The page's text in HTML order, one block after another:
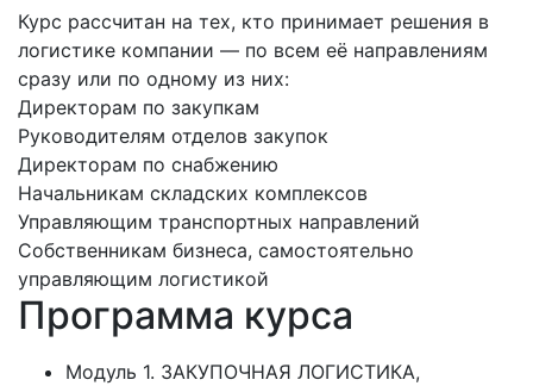
Курс рассчитан на тех, кто принимает решения в
логистике компании — по всем её направлениям
сразу или по одному из них:
Директорам по закупкам
Руководителям отделов закупок
Директорам по снабжению
Начальникам складских комплексов
Управляющим транспортных направлений
Собственникам бизнеса, самостоятельно
управляющим логистикой
Программа курса
Модуль 1. ЗАКУПОЧНАЯ ЛОГИСТИКА,